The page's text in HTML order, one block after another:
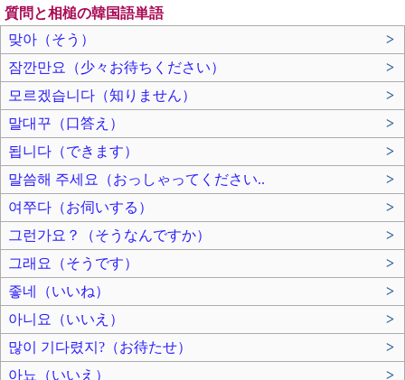
質問と相槌の韓国語単語
맞아（そう）
>
잠깐만요（少々お待ちください）
>
모르겠습니다（知りません）
>
말대꾸（口答え）
>
됩니다（できます）
>
말씀해 주세요（おっしゃってください..
>
여쭈다（お伺いする）
>
그런가요？（そうなんですか）
>
그래요（そうです）
>
좋네（いいね）
>
아니요（いいえ）
>
많이 기다렸지?（お待たせ）
>
아뇨（いいえ）
>